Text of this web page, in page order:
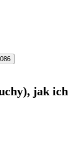
jak ich